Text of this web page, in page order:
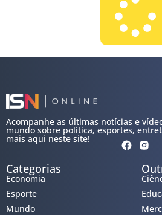
Acompanhe as últimas notícias e
mundo sobre política, esportes,
mais aqui neste site!
Categorias
Economia
Esporte
Mundo